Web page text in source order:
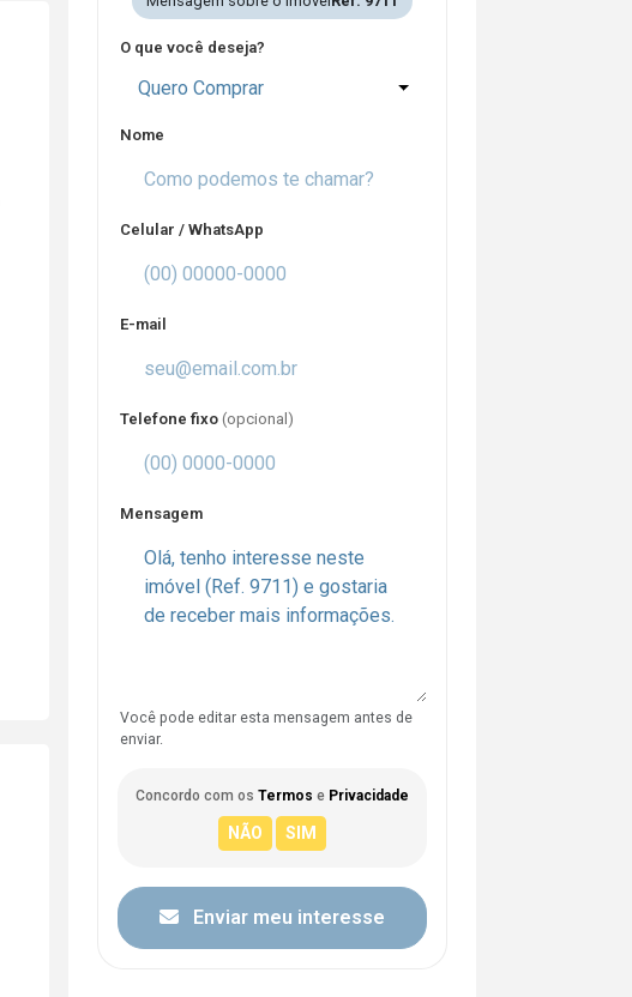
O que você deseja?
Quero Comprar
Nome
Celular / WhatsApp
E-mail
Telefone fixo (opcional)
Mensagem
Você pode editar esta mensagem antes de
enviar.
Concordo com os Termos e Privacidade
Enviar meu interesse